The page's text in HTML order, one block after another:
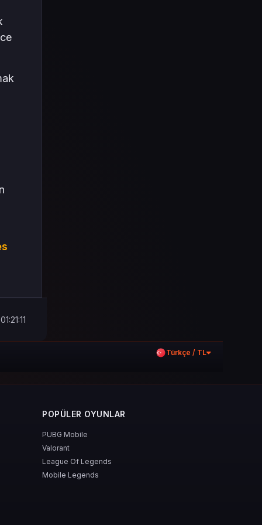
Türkçe / TL
POPÜLER OYUNLAR
PUBG Mobile
Valorant
League Of Legends
Mobile Legends